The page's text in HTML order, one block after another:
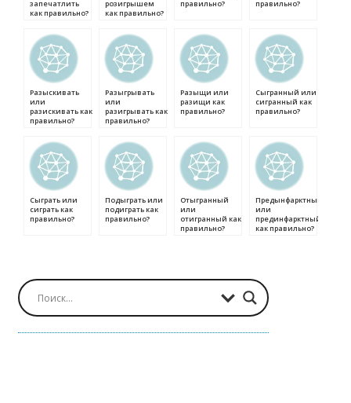
запечатлить
как правильно?
розигрышем
как правильно?
правильно?
правильно?
Разыскивать
или
разискивать как
правильно?
Разыгрывать
или
разигрывать как
правильно?
Разыщи или
разищи как
правильно?
Сыгранный или
сигранный как
правильно?
Сыграть или
сиграть как
правильно?
Подыграть или
подиграть как
правильно?
Отыгранный
или
отигранный как
правильно?
Предынфарктный
или
прединфарктный
как правильно?